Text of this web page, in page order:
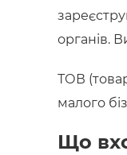
органів.
ТОВ
малого
Що